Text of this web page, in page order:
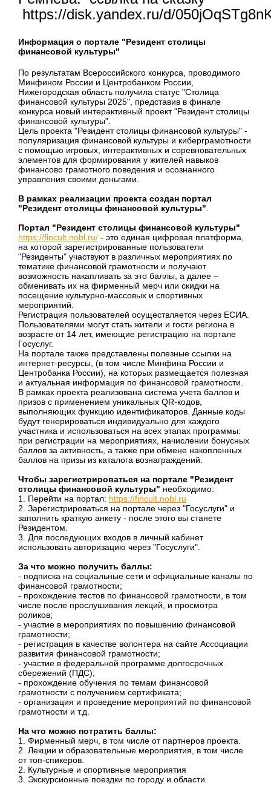
https://disk.yandex.ru/d/
Информация о портале "Резидент столицы
финансовой культуры"
По результатам Всероссийского конкурса, проводимого
Минфином России и Центробанком России,
Нижегородская область получила статус "Столица
финансовой культуры 2025", представив в финале
конкурса новый интерактивный проект "Резидент столицы
финансовой культуры".
Цель проекта "Резидент столицы финансовой культуры" -
популяризация финансовой культуры и киберграмотности
с помощью игровых, интерактивных и соревновательных
элементов для формирования у жителей навыков
финансово грамотного поведения и осознанного
управления своими деньгами.
В рамках реализации проекта создан портал
"Резидент столицы финансовой культуры"
Портал "Резидент столицы финансовой культуры"
https://fincult.nobl.ru/ - это единая цифровая платформа,
на которой зарегистрированные пользователи
"Резиденты" участвуют в различных мероприятиях по
тематике финансовой грамотности и получают
возможность накапливать за это баллы, а далее –
обменивать их на фирменный мерч или скидки на
посещение культурно-массовых и спортивных
мероприятий.
Регистрация пользователей осуществляется через ЕСИА.
Пользователями могут стать жители и гости региона в
возрасте от 14 лет, имеющие регистрацию на портале
Госуслуг.
На портале также представлены полезные ссылки на
интернет-ресурсы, (в том числе Минфина России и
Центробанка России), на которых размещается полезная
и актуальная информация по финансовой грамотности.
В рамках проекта реализована система учета баллов и
призов с применением уникальных QR-кодов,
выполняющих функцию идентификаторов. Данные коды
будут генерироваться индивидуально для каждого
участника и использоваться на всех этапах программы:
при регистрации на мероприятиях, начислении бонусных
баллов за активность, а также при обмене накопленных
баллов на призы из каталога вознаграждений.
Чтобы зарегистрироваться на портале "Резидент
столицы финансовой культуры" необходимо:
1. Перейти на портал: https://fincult.nobl.ru
2. Зарегистрироваться на портале через "Госуслуги" и
заполнить краткую анкету - после этого вы станете
Резидентом.
3. Для последующих входов в личный кабинет
использовать авторизацию через "Госуслуги".
За что можно получить баллы:
- подписка на социальные сети и официальные каналы по
финансовой грамотности;
- прохождение тестов по финансовой грамотности, в том
числе после прослушивания лекций, и просмотра
роликов;
- участие в мероприятиях по повышению финансовой
грамотности;
- регистрация в качестве волонтера на сайте Ассоциации
развития финансовой грамотности;
- участие в федеральной программе долгосрочных
сбережений (ПДС);
- прохождение обучения по темам финансовой
грамотности с получением сертификата;
- организация и проведение мероприятий по финансовой
грамотности и т.д.
На что можно потратить баллы:
1. Фирменный мерч, в том числе от партнеров проекта.
2. Лекции и образовательные мероприятия, в том числе
от топ-спикеров.
2. Культурные и спортивные мероприятия
3. Экскурсионные поездки по городу и области.